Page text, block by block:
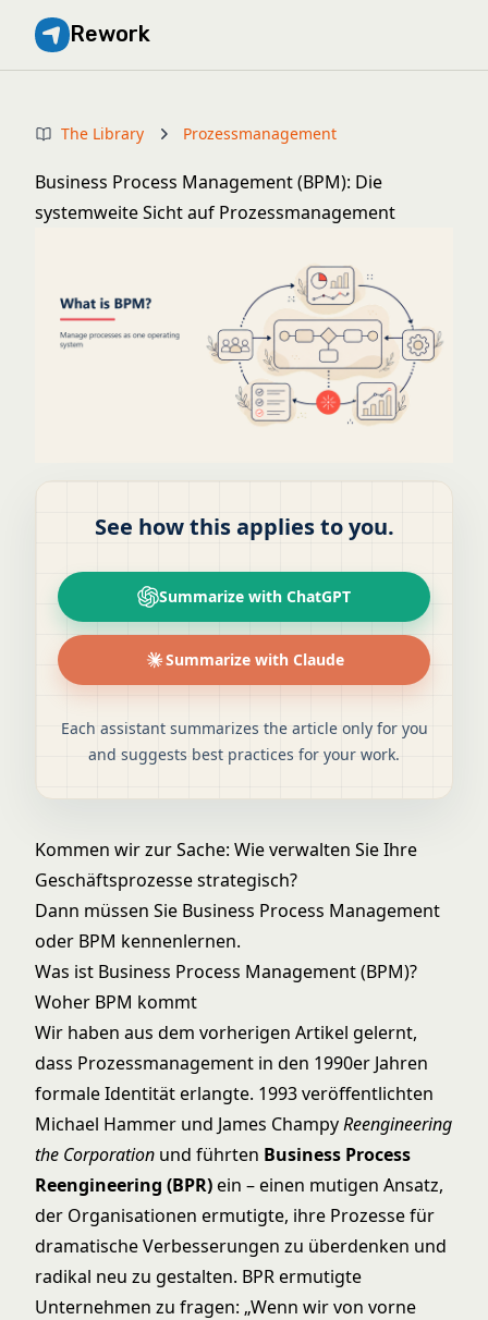
Rework
The Library Prozessmanagement
Business Process Management (BPM): Die
systemweite Sicht auf Prozessmanagement
See how this applies to you.
Summarize with ChatGPT
Summarize with Claude
Each assistant summarizes the article only for you
and suggests best practices for your work.
Kommen wir zur Sache: Wie verwalten Sie Ihre
Geschäftsprozesse strategisch?
Dann müssen Sie Business Process Management
oder BPM kennenlernen.
Was ist Business Process Management (BPM)?
Woher BPM kommt
Wir haben aus dem vorherigen Artikel gelernt,
dass Prozessmanagement in den 1990er Jahren
formale Identität erlangte. 1993 veröffentlichten
Michael Hammer und James ChampyReengineering
the Corporation und führten Business Process
Reengineering (BPR)ein – einen mutigen Ansatz,
der Organisationen ermutigte, ihre Prozesse für
dramatische Verbesserungen zu überdenken und
radikal neu zu gestalten. BPR ermutigte
Unternehmen zu fragen: „Wenn wir von vorne